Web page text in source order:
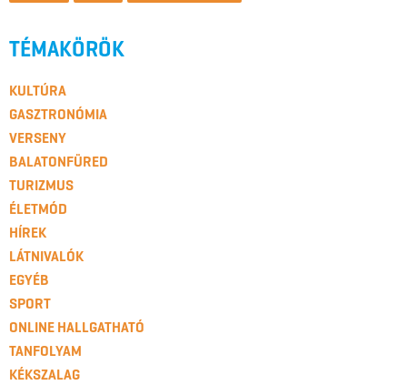
TÉMAKÖRÖK
KULTÚRA
GASZTRONÓMIA
VERSENY
BALATONFÜRED
TURIZMUS
ÉLETMÓD
HÍREK
LÁTNIVALÓK
EGYÉB
SPORT
ONLINE HALLGATHATÓ
TANFOLYAM
KÉKSZALAG